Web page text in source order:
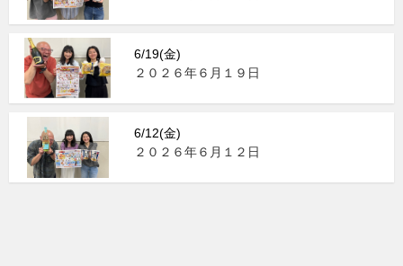
6/19(金)
２０２６年６月１９日
6/12(金)
２０２６年６月１２日